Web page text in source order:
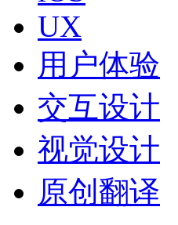
UX
用户体验
交互设计
视觉设计
原创翻译